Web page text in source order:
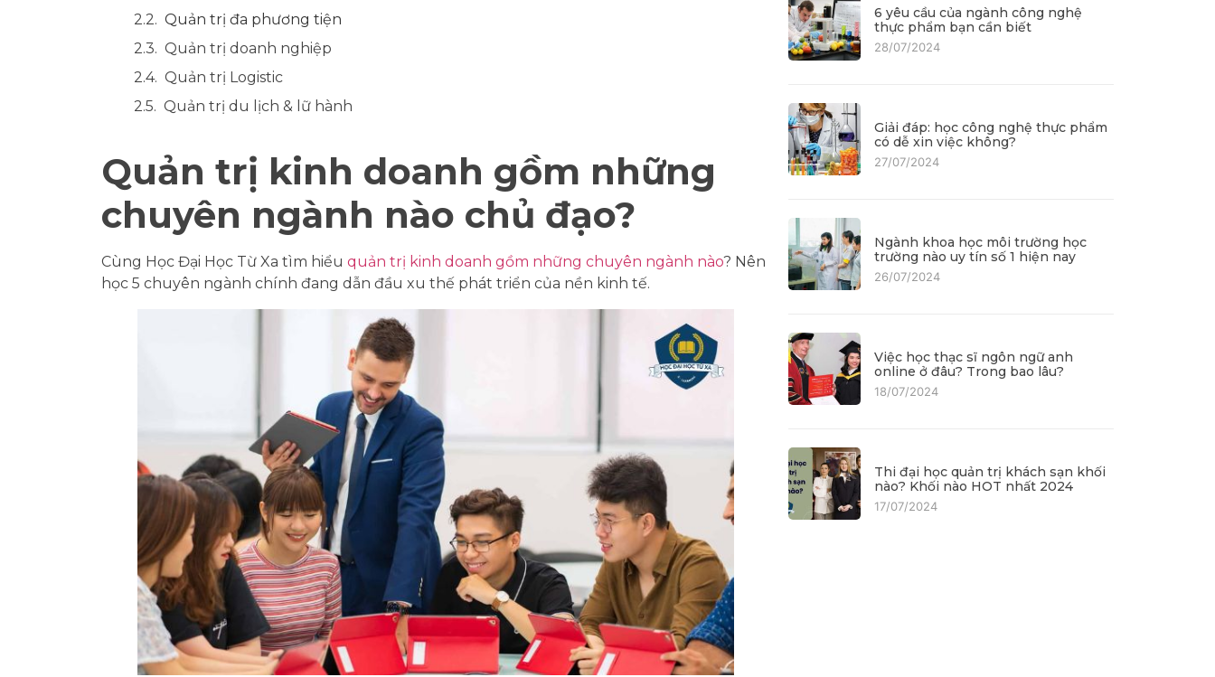
Quản trị đa phương tiện
Quản trị doanh nghiệp
Quản trị Logistic
Quản trị du lịch & lữ hành
Quản trị kinh doanh gồm những
chuyên ngành nào chủ đạo?
Cùng Học Đại Học Từ Xa tìm hiểu quản trị kinh doanh gồm những chuyên ngành nào? Nên
học 5 chuyên ngành chính đang dẫn đầu xu thế phát triển của nền kinh tế.
6 yêu cầu của ngành công nghệ
thực phẩm bạn cần biết
28/07/2024
Giải đáp: học công nghệ thực phẩm
có dễ xin việc không?
27/07/2024
Ngành khoa học môi trường học
trường nào uy tín số 1 hiện nay
26/07/2024
Việc học thạc sĩ ngôn ngữ anh
online ở đâu? Trong bao lâu?
18/07/2024
Thi đại học quản trị khách sạn khối
nào? Khối nào HOT nhất 2024
17/07/2024